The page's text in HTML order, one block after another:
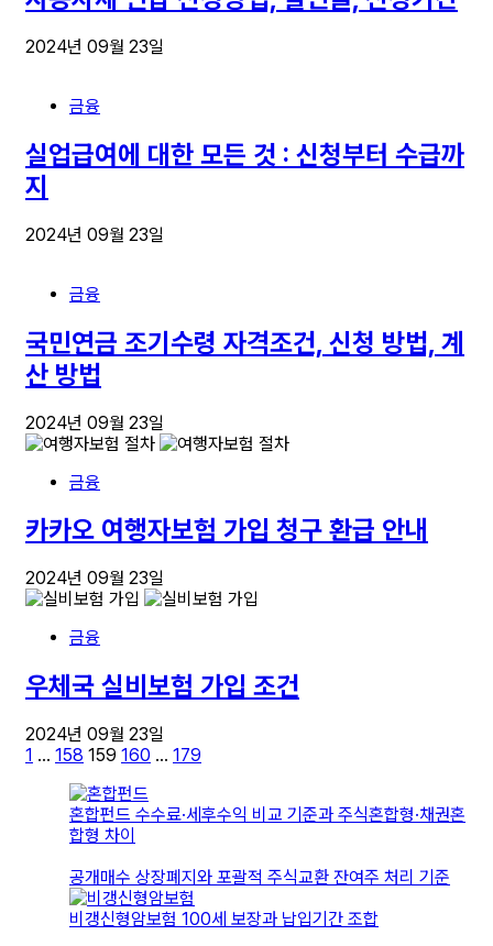
2024년 09월 23일
금융
실업급여에 대한 모든 것 : 신청부터 수급까
지
2024년 09월 23일
금융
국민연금 조기수령 자격조건, 신청 방법, 계
산 방법
2024년 09월 23일
금융
카카오 여행자보험 가입 청구 환급 안내
2024년 09월 23일
금융
우체국 실비보험 가입 조건
2024년 09월 23일
글
1 … 158 159 160 … 179
혼합펀드 수수료·세후수익 비교 기준과 주식혼합형·채권혼
합형 차이
공개매수 상장폐지와 포괄적 주식교환 잔여주 처리 기준
비갱신형암보험 100세 보장과 납입기간 조합